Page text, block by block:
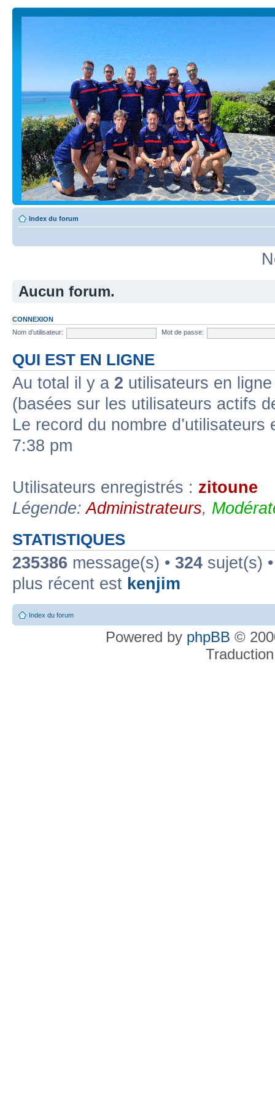
Index du forum
Aucun forum.
CONNEXION
Nom d’utilisateur:
Mot de passe:
QUI EST EN LIGNE
Au total il y a 2 utilisateurs en
(basées sur les utilisateurs actifs
Le record du nombre
7:38 pm
Utilisateurs enregistrés : zitoune
Légende:Administrateurs,
STATISTIQUES
235386 message(s) • 324 sujet(s)
plus récent est kenjim
Index du forum
Powered by phpBB ©